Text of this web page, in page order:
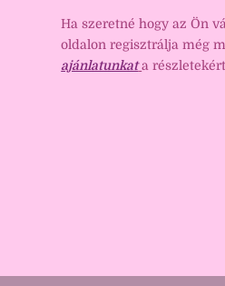
Ha szeretné hogy az Ön
oldalon regisztrálja még
ajánlatunkat a